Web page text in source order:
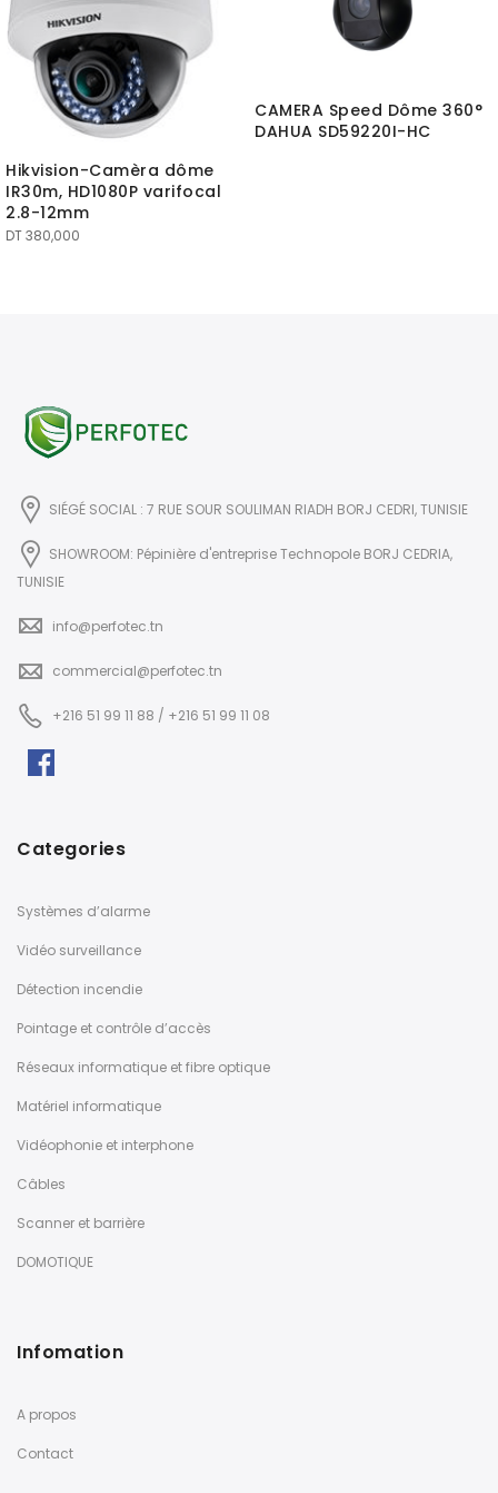
Hikvision-Camèra dôme
IR30m, HD1080P varifocal
2.8-12mm
DT380,000
CAMERA Speed Dôme 360°
DAHUA SD59220I-HC
SIÉGÉ SOCIAL : 7 RUE SOUR SOULIMAN RIADH BORJ CEDRI, TUNISIE
SHOWROOM: Pépinière d'entreprise Technopole BORJ CEDRIA,
TUNISIE
info@perfotec.tn
commercial@perfotec.tn
+216 51 99 11 88 / +216 51 99 11 08
Categories
Systèmes d’alarme
Vidéo surveillance
Détection incendie
Pointage et contrôle d’accès
Réseaux informatique et fibre optique
Matériel informatique
Vidéophonie et interphone
Câbles
Scanner et barrière
DOMOTIQUE
Infomation
A propos
Contact